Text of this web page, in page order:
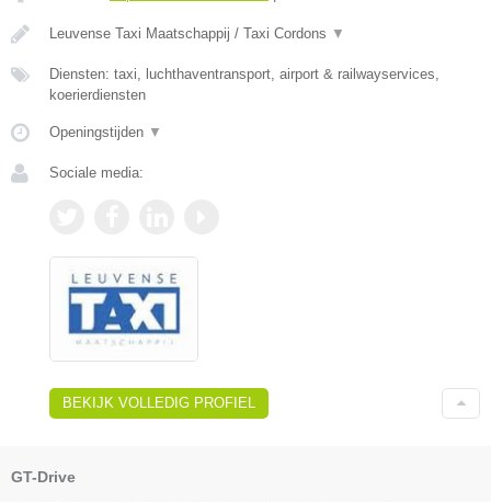
Leuvense Taxi Maatschappij / Taxi Cordons ▼
Diensten: taxi, luchthaventransport, airport & railwayservices,
koerierdiensten
Openingstijden ▼
Sociale media:
BEKIJK VOLLEDIG PROFIEL
GT-Drive